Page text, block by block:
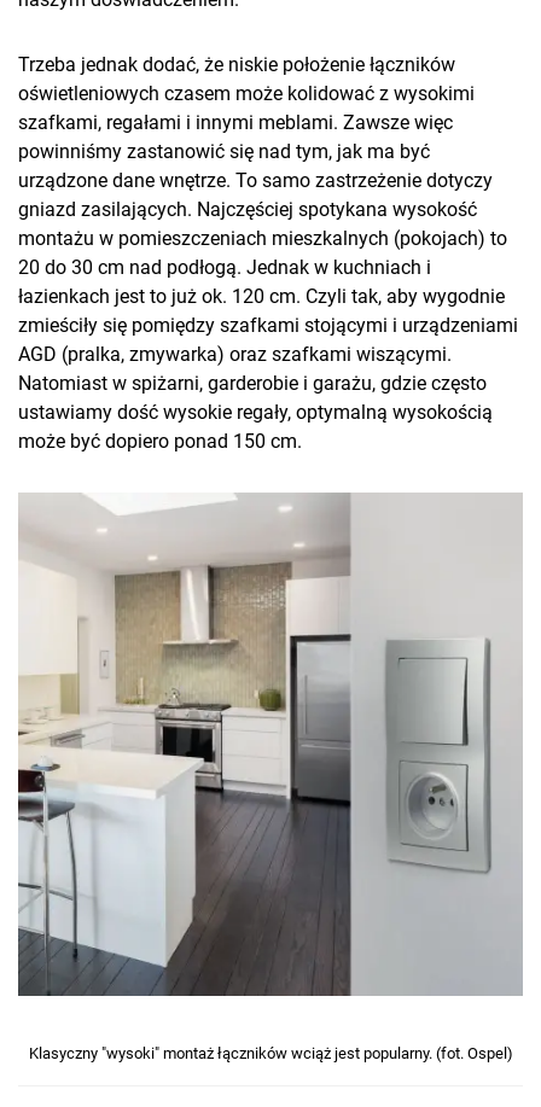
Trzeba jednak dodać, że niskie położenie łączników
oświetleniowych czasem może kolidować z wysokimi
szafkami, regałami i innymi meblami. Zawsze więc
powinniśmy zastanowić się nad tym, jak ma być
urządzone dane wnętrze. To samo zastrzeżenie dotyczy
gniazd zasilających. Najczęściej spotykana wysokość
montażu w pomieszczeniach mieszkalnych (pokojach) to
20 do 30 cm nad podłogą. Jednak w kuchniach i
łazienkach jest to już ok. 120 cm. Czyli tak, aby wygodnie
zmieściły się pomiędzy szafkami stojącymi i urządzeniami
AGD (pralka, zmywarka) oraz szafkami wiszącymi.
Natomiast w spiżarni, garderobie i garażu, gdzie często
ustawiamy dość wysokie regały, optymalną wysokością
może być dopiero ponad 150 cm.
Klasyczny "wysoki" montaż łączników wciąż jest popularny. (fot. Ospel)